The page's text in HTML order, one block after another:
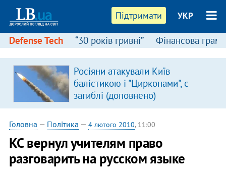
Підтримати УКР
Defense Tech “30 років гривні” Фінансова
Росіяни атакували Київ
балістикою і "Цирконами", є
загиблі (доповнено)
Головна — Політика — 4 лютого 2010, 11:00
КС вернул учителям право
разговарить на русском языке